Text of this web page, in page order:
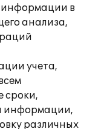
информации в
анализа,
учета,
сроки,
информации,
различных